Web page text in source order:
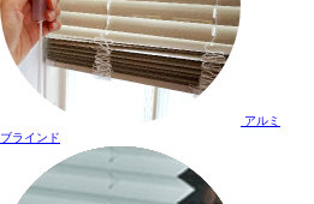
アルミ
ブラインド